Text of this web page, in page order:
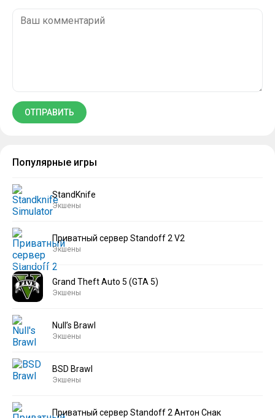
Популярные игры
StandKnife
Экшены
Приватный сервер Standoff 2 V2
Экшены
Grand Theft Auto 5 (GTA 5)
Экшены
Null’s Brawl
Экшены
BSD Brawl
Экшены
Приватный сервер Standoff 2 Антон Снак